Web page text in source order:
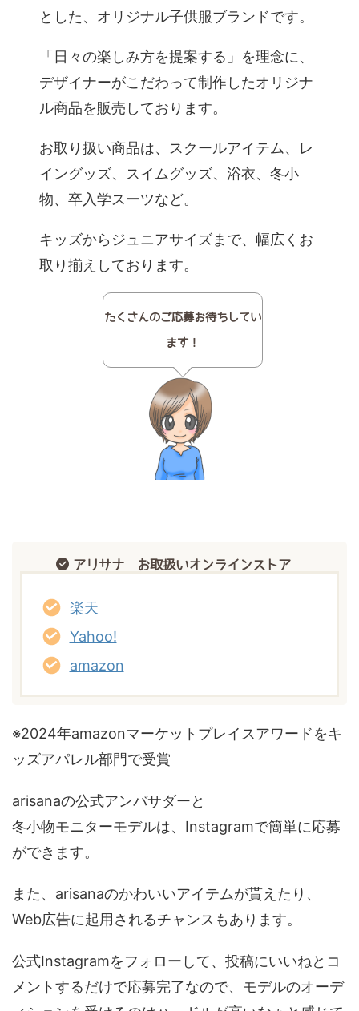
とした、オリジナル子供服ブランドです。
「日々の楽しみ方を提案する」を理念に、
デザイナーがこだわって制作したオリジナ
ル商品を販売しております。
お取り扱い商品は、スクールアイテム、レ
イングッズ、スイムグッズ、浴衣、冬小
物、卒入学スーツなど。
キッズからジュニアサイズまで、幅広くお
取り揃えしております。
たくさんのご応募お待ちしてい
ます！
アリサナ お取扱いオンラインストア
楽天
Yahoo!
amazon
※2024年amazonマーケットプレイスアワードをキ
ッズアパレル部門で受賞
arisanaの公式アンバサダーと
冬小物モニターモデルは、Instagramで簡単に応募
ができます。
また、arisanaのかわいいアイテムが貰えたり、
Web広告に起用されるチャンスもあります。
公式Instagramをフォローして、投稿にいいねとコ
メントするだけで応募完了なので、モデルのオーデ